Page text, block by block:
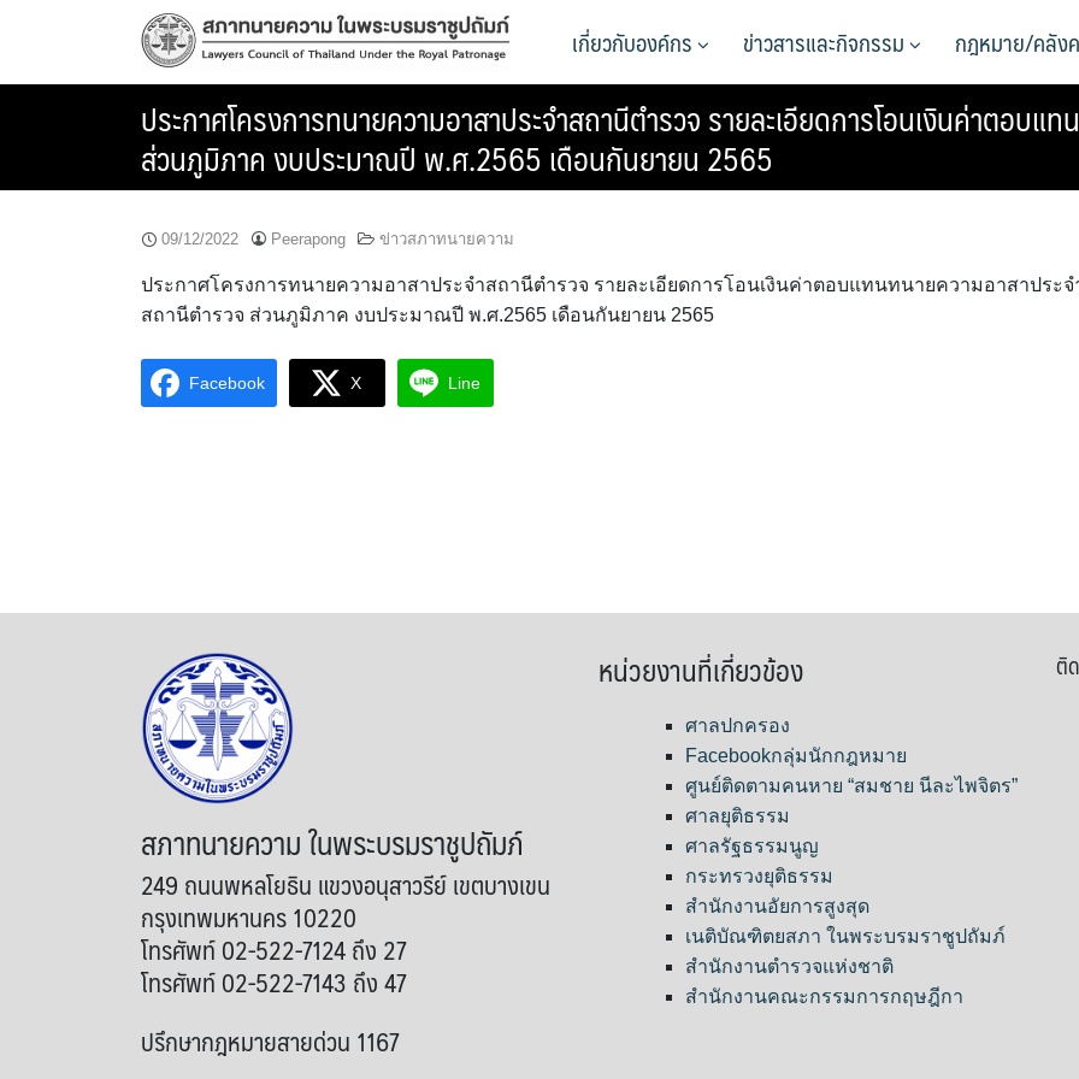
เกี่ยวกับองค์กร ข่าวสารและกิจกรรม กฎหมาย/คลัง
ประกาศโครงการทนายความอาสาประจำสถานีตำรวจ รายละเอียดการโอนเงินค่าตอบแ
ส่วนภูมิภาค งบประมาณปี พ.ศ.2565 เดือนกันยายน 2565
09/12/2022 Peerapong ข่าวสภาทนายความ
ประกาศโครงการทนายความอาสาประจำสถานีตำรวจ รายละเอียดการโอนเงินค่าตอบแทนทนายความอาสาประจ
สถานีตำรวจ ส่วนภูมิภาค งบประมาณปี พ.ศ.2565 เดือนกันยายน 2565
Facebook X Line
สภาทนายความ ในพระบรมราชูปถัมภ์
249 ถนนพหลโยธิน แขวงอนุสาวรีย์ เขตบางเขน
กรุงเทพมหานคร 10220
โทรศัพท์ 02-522-7124 ถึง 27
โทรศัพท์ 02-522-7143 ถึง 47
ปรึกษากฎหมายสายด่วน 1167
หน่วยงานที่เกี่ยวข้อง
ศาลปกครอง
Facebookกลุ่มนักกฎหมาย
ศูนย์ติดตามคนหาย “สมชาย นีละไพจิตร”
ศาลยุติธรรม
ศาลรัฐธรรมนูญ
กระทรวงยุติธรรม
สำนักงานอัยการสูงสุด
เนติบัณฑิตยสภา ในพระบรมราชูปถัมภ์
สำนักงานตำรวจแห่งชาติ
สำนักงานคณะกรรมการกฤษฎีกา
ติ